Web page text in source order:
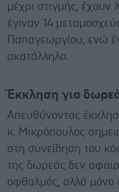
μέχρι στιγμής,
έγιναν 14
Παπαγεωργίου, ενώ
ακατάλληλο.
Έκκληση για
Απευθύνοντας
κ. Μικρόπουλος
στη συνείδηση του
της δωρεάς δεν
οφθαλμός, αλλά μόνο